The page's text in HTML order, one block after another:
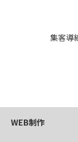
集客導
WEB制作